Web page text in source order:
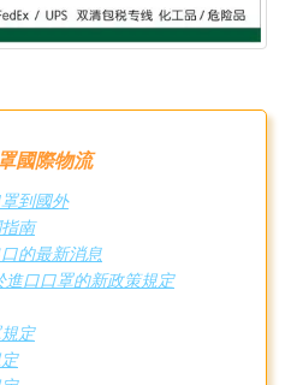
國際物流
到國外
南
的最新消息
口口罩的新政策規定
定